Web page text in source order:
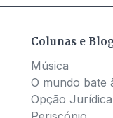
Colunas e
Música
O mundo bate
Opção Jurídica